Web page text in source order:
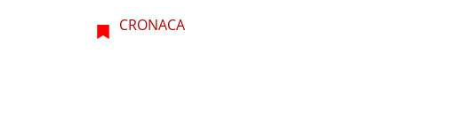
CRONACA